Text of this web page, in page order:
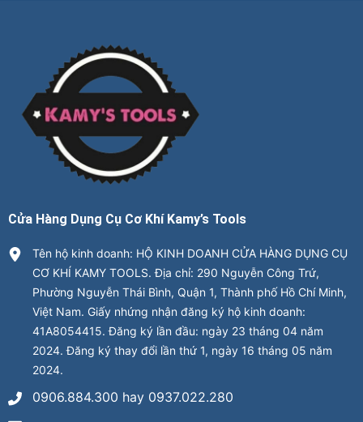
Cửa Hàng Dụng Cụ Cơ Khí Kamy’s Tools
Tên hộ kinh doanh: HỘ KINH DOANH CỬA HÀNG DỤNG CỤ
CƠ KHÍ KAMY TOOLS. Địa chỉ: 290 Nguyễn Công Trứ,
Phường Nguyễn Thái Bình, Quận 1, Thành phố Hồ Chí Minh,
Việt Nam. Giấy nhứng nhận đăng ký hộ kinh doanh:
41A8054415. Đăng ký lần đầu: ngày 23 tháng 04 năm
2024. Đăng ký thay đổi lần thứ 1, ngày 16 tháng 05 năm
2024.
0906.884.300 hay 0937.022.280